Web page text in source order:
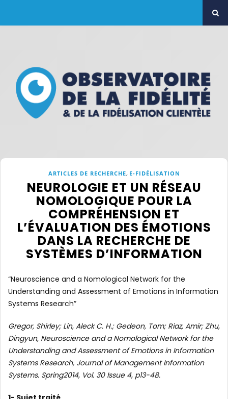
ARTICLES DE RECHERCHE, E-FIDÉLISATION
NEUROLOGIE ET UN RÉSEAU
NOMOLOGIQUE POUR LA
COMPRÉHENSION ET
L’ÉVALUATION DES ÉMOTIONS
DANS LA RECHERCHE DE
SYSTÈMES D’INFORMATION
“Neuroscience and a Nomological Network for the
Understanding and Assessment of Emotions in Information
Systems Research”
Gregor, Shirley; Lin, Aleck C. H.; Gedeon, Tom; Riaz, Amir; Zhu,
Dingyun, Neuroscience and a Nomological Network for the
Understanding and Assessment of Emotions in Information
Systems Research, Journal of Management Information
Systems. Spring2014, Vol. 30 Issue 4, p13-48.